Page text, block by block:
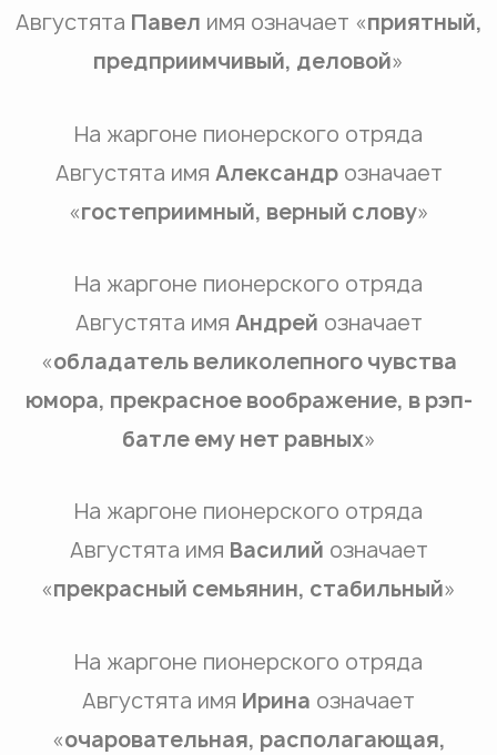
Августята Павел имя означает «приятный,
предприимчивый, деловой»
На жаргоне пионерского отряда
Августята имя Александрозначает
«гостеприимный, верный слову»
На жаргоне пионерского отряда
Августята имя Андрей означает
«обладатель великолепного чувства
юмора, прекрасное воображение, в рэп-
батле ему нет равных»
На жаргоне пионерского отряда
Августята имя Василий означает
«прекрасный семьянин, стабильный»
На жаргоне пионерского отряда
Августята имя Ирина означает
«очаровательная, располагающая,